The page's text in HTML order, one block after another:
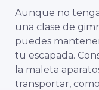
Aunque no
una clase de
puedes
tu escapada.
la maleta
transportar,